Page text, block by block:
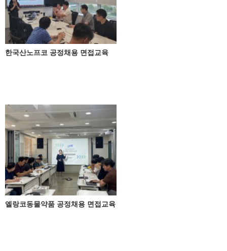
한국산노프코 공정채용 면접교육
엘랑코동물약품 공정채용 면접교육